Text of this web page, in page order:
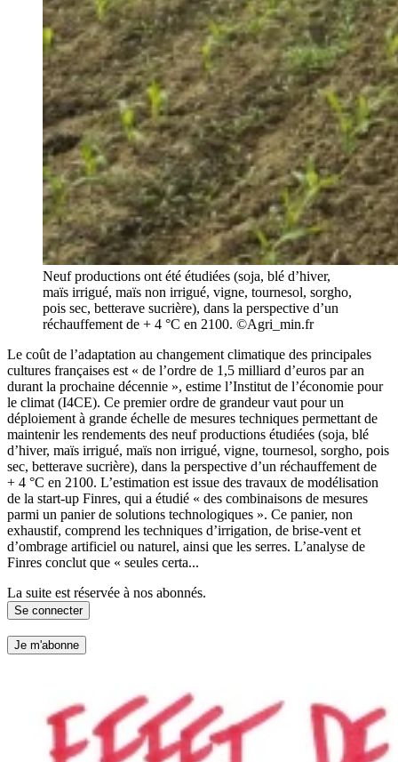
Neuf productions ont été étudiées (soja, blé d’hiver,
maïs irrigué, maïs non irrigué, vigne, tournesol, sorgho,
pois sec, betterave sucrière), dans la perspective d’un
réchauffement de + 4 °C en 2100. ©Agri_min.fr
Le coût de l’adaptation au changement climatique des principales
cultures françaises est « de l’ordre de 1,5 milliard d’euros par an
durant la prochaine décennie », estime l’Institut de l’économie pour
le climat (I4CE). Ce premier ordre de grandeur vaut pour un
déploiement à grande échelle de mesures techniques permettant de
maintenir les rendements des neuf productions étudiées (soja, blé
d’hiver, maïs irrigué, maïs non irrigué, vigne, tournesol, sorgho, pois
sec, betterave sucrière), dans la perspective d’un réchauffement de
+ 4 °C en 2100. L’estimation est issue des travaux de modélisation
de la start-up Finres, qui a étudié « des combinaisons de mesures
parmi un panier de solutions technologiques ». Ce panier, non
exhaustif, comprend les techniques d’irrigation, de brise-vent et
d’ombrage artificiel ou naturel, ainsi que les serres. L’analyse de
Finres conclut que « seules certa...
La suite est réservée à nos abonnés.
Se connecter
Je m'abonne